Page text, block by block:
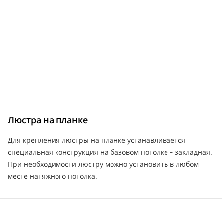
Люстра на планке
Для крепления люстры на планке устанавливается
специальная конструкция на базовом потолке - закладная.
При необходимости люстру можно установить в любом
месте натяжного потолка.